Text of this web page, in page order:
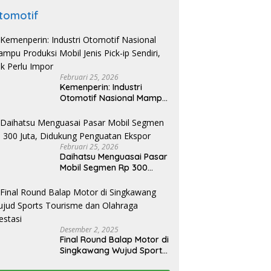
Februari 25, 2026
Kemenperin: Industri
Otomotif Nasional Mampu
ip Sendiri, Tak Perlu Impor
Februari 25, 2026
Daihatsu Menguasai Pasar
Mobil Segmen Rp 300
Ekspor
Desember 2, 2025
Final Round Balap Motor di
Singkawang Wujud Sports